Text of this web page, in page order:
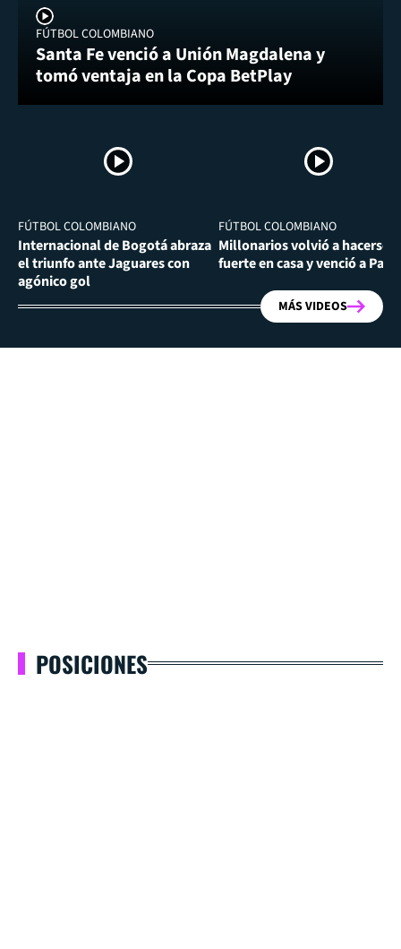
FÚTBOL COLOMBIANO
Santa Fe venció a Unión Magdalena y
tomó ventaja en la Copa BetPlay
FÚTBOL COLOMBIANO
Internacional de Bogotá abraza
el triunfo ante Jaguares con
agónico gol
FÚTBOL COLOMBIANO
Millonarios volvió a hacerse
fuerte en casa y venció a
MÁS VIDEOS
POSICIONES